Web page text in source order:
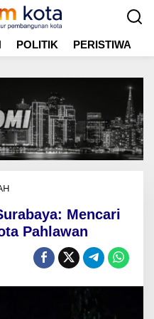
POLITIK PERISTIWA
w
a
Mencari
Pahlawan